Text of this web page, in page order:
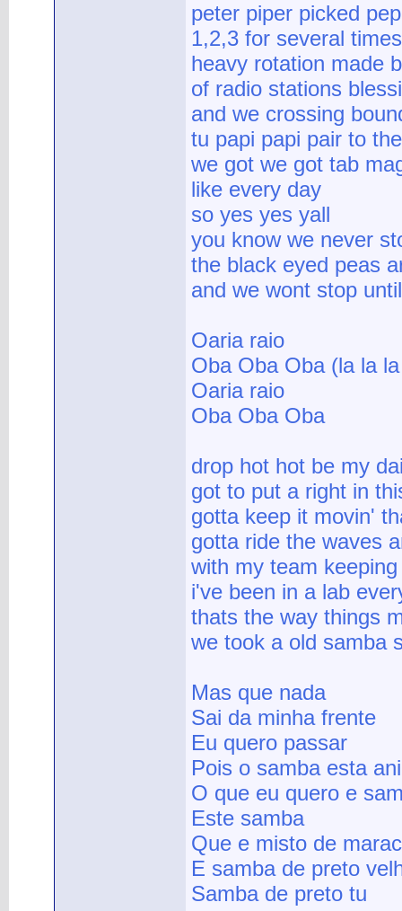
peter piper picked
1,2,3 for several times
heavy rotation made
of radio stations
and we crossing
tu papi papi pair to
we got we got tab
like every day
so yes yes yall
you know we never
the black eyed peas
and we wont stop
Oaria raio
Oba Oba Oba (la la
Oaria raio
Oba Oba Oba
drop hot hot be my
got to put a right in
gotta keep it movin'
gotta ride the waves
with my team
i've been in a lab
thats the way things
we took a old samba
Mas que nada
Sai da minha frente
Eu quero passar
Pois o samba esta
O que eu quero e
Este samba
Que e misto de
E samba de preto
Samba de preto tu